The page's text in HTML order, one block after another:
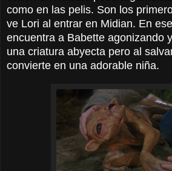
como en las pelis. Son los
ve Lori al entrar en Midian. En
encuentra a Babette agonizando
una criatura abyecta pero al
convierte en una adorable niña.